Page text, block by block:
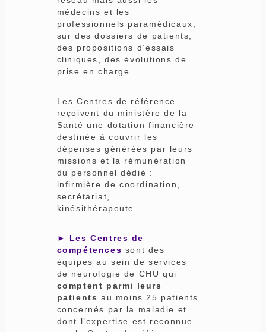
médecins et les
professionnels paramédicaux,
sur des dossiers de patients,
des propositions d’essais
cliniques, des évolutions de
prise en charge…
Les Centres de référence
reçoivent du ministère de la
Santé une dotation financière
destinée à couvrir les
dépenses générées par leurs
missions et la rémunération
du personnel dédié :
infirmière de coordination,
secrétariat,
kinésithérapeute….
► Les Centres de
compétences sont des
équipes au sein de services
de neurologie de CHU qui
comptent parmi leurs
patients au moins 25 patients
concernés par la maladie et
dont l’expertise est reconnue